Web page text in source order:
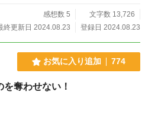
感想数 5
文字数 13,726
終更新日 2024.08.23
登録日 2024.08.23
お気に入り追加 774
奪わせない！